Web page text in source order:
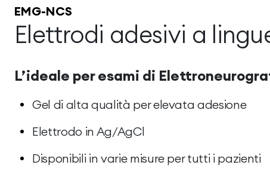
EMG-NCS
Elettrodi adesivi a
L’ideale per esami di
Gel di alta qualità per elevata adesione
Elettrodo in Ag/AgCl
Disponibili in varie misure per tutti i pazienti